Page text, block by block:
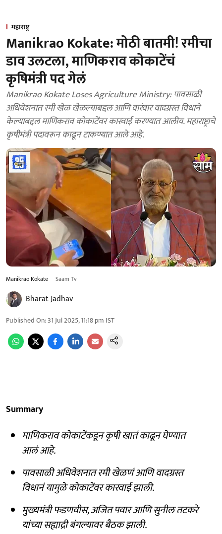
महाराष्ट्र
Manikrao Kokate: मोठी बातमी! रमीचा
डाव उलटला, माणिकराव कोकाटेंचं
कृषिमंत्री पद गेलं
Manikrao Kokate Loses Agriculture Ministry: पावसाळी
अधिवेशनात रमी खेळ खेळल्याबद्दल आणि वारंवार वादग्रस्त विधाने
केल्याबद्दल माणिकराव कोकाटेंवर कारवाई करण्यात आलीय. महाराष्ट्राचे
कृषीमंत्री पदावरून काढून टाकण्यात आले आहे.
Manikrao Kokate Saam Tv
Bharat Jadhav
Published On:31 Jul 2025, 11:18 pm IST
Summary
माणिकराव कोकाटेंकडून कृषी खातं काढून घेण्यात
आलं आहे.
पावसाळी अधिवेशनात रमी खेळणं आणि वादग्रस्त
विधानं यामुळे कोकाटेंवर कारवाई झाली.
मुख्यमंत्री फडणवीस, अजित पवार आणि सुनील तटकरे
यांच्या सह्याद्री बंगल्यावर बैठक झाली.